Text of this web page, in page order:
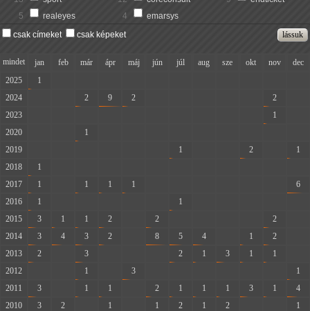
5
realeyes 4
emarsys
csak címeket
csak képeket
mindet jan feb már ápr máj jún júl aug sze okt nov
dec
2025
1
2024
2 9 2 2
2023
1
2020
1
2019
1 2
1
2018
1
2017
1 1 1 1
6
2016
1 1
2015
3 1 1 2 2 2
2014
3 4 3 2 8 5 4 1 2
2013
2 3 2 1 3 1 1
2012
1 3
1
2011
3 1 1 2 1 1 1 3 1
4
2010
3 2 1 1 2 1 2
1